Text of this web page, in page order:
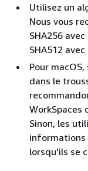
Utilisez un
Nous vous
SHA256 avec
SHA512 avec
Pour
dans le
WorkSpaces
Sinon, les
lorsqu'ils se